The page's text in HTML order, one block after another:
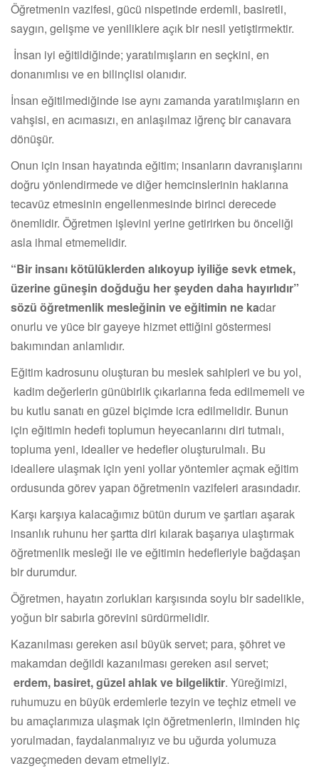
Öğretmenin vazifesi, gücü nispetinde erdemli, basiretli,
saygın, gelişme ve yeniliklere açık bir nesil yetiştirmektir.
İnsan iyi eğitildiğinde; yaratılmışların en seçkini, en
donanımlısı ve en bilinçlisi olanıdır.
İnsan eğitilmediğinde ise aynı zamanda yaratılmışların en
vahşisi, en acımasızı, en anlaşılmaz iğrenç bir canavara
dönüşür.
Onun için insan hayatında eğitim; insanların davranışlarını
doğru yönlendirmede ve diğer hemcinslerinin haklarına
tecavüz etmesinin engellenmesinde birinci derecede
önemlidir. Öğretmen işlevini yerine getirirken bu önceliği
asla ihmal etmemelidir.
“Bir insanı kötülüklerden alıkoyup iyiliğe sevk etmek,
üzerine güneşin doğduğu her şeyden daha hayırlıdır”
sözü öğretmenlik mesleğinin ve eğitimin ne kadar
onurlu ve yüce bir gayeye hizmet ettiğini göstermesi
bakımından anlamlıdır.
Eğitim kadrosunu oluşturan bu meslek sahipleri ve bu yol,
kadim değerlerin günübirlik çıkarlarına feda edilmemeli ve
bu kutlu sanatı en güzel biçimde icra edilmelidir. Bunun
için eğitimin hedefi toplumun heyecanlarını diri tutmalı,
topluma yeni, idealler ve hedefler oluşturulmalı. Bu
ideallere ulaşmak için yeni yollar yöntemler açmak eğitim
ordusunda görev yapan öğretmenin vazifeleri arasındadır.
Karşı karşıya kalacağımız bütün durum ve şartları aşarak
insanlık ruhunu her şartta diri kılarak başarıya ulaştırmak
öğretmenlik mesleği ile ve eğitimin hedefleriyle bağdaşan
bir durumdur.
Öğretmen, hayatın zorlukları karşısında soylu bir sadelikle,
yoğun bir sabırla görevini sürdürmelidir.
Kazanılması gereken asıl büyük servet; para, şöhret ve
makamdan değildi kazanılması gereken asıl servet;
erdem, basiret, güzel ahlak ve bilgeliktir. Yüreğimizi,
ruhumuzu en büyük erdemlerle tezyin ve teçhiz etmeli ve
bu amaçlarımıza ulaşmak için öğretmenlerin, ilminden hiç
yorulmadan, faydalanmalıyız ve bu uğurda yolumuza
vazgeçmeden devam etmeliyiz.